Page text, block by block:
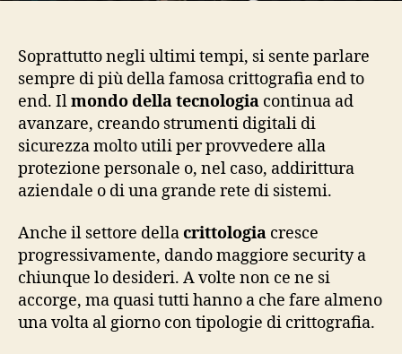
Soprattutto negli ultimi tempi, si sente parlare
sempre di più della famosa crittografia end to
end. Ilmondo della tecnologia continua ad
avanzare, creando strumenti digitali di
sicurezza molto utili per provvedere alla
protezione personale o, nel caso, addirittura
aziendale o di una grande rete di sistemi.
Anche il settore dellacrittologia cresce
progressivamente, dando maggiore security a
chiunque lo desideri. A volte non ce ne si
accorge, ma quasi tutti hanno a che fare almeno
una volta al giorno con tipologie di crittografia.